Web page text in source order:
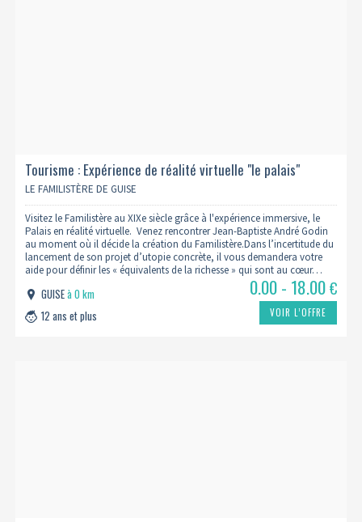
Tourisme : Expérience de réalité virtuelle "le palais"
LE FAMILISTÈRE DE GUISE
Visitez le Familistère au XIXe siècle grâce à l'expérience immersive, le
Palais en réalité virtuelle. Venez rencontrer Jean-Baptiste André Godin
au moment où il décide la création du Familistère.Dans l’incertitude du
lancement de son projet d’utopie concrète, il vous demandera votre
aide pour définir les « équivalents de la richesse » qui sont au cœur…
GUISEà 0 km
12 ans et plus
0.00 - 18.00€
VOIR L’OFFRE